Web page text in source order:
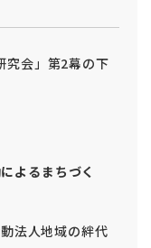
究会」第2幕の下
よるまちづく
法人地域の絆代